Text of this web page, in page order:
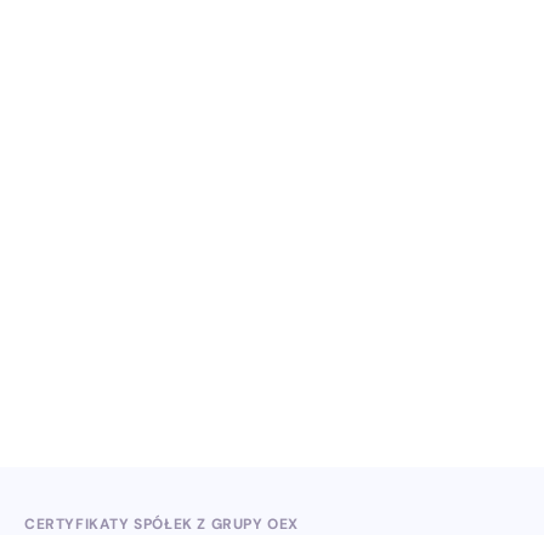
CERTYFIKATY SPÓŁEK Z GRUPY OEX